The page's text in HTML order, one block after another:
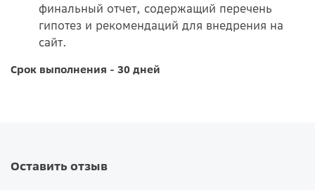
финальный отчет, содержащий перечень
гипотез и рекомендаций для внедрения на
сайт.
Срок выполнения - 30 дней
Оставить отзыв